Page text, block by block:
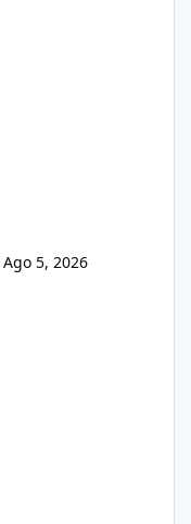
Ago 5, 2026